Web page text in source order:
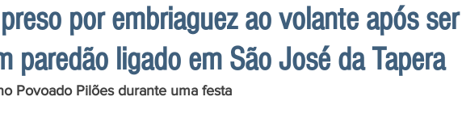
por embriaguez ao volante após ser
paredão ligado em São José da Tapera
Povoado Pilões durante uma festa